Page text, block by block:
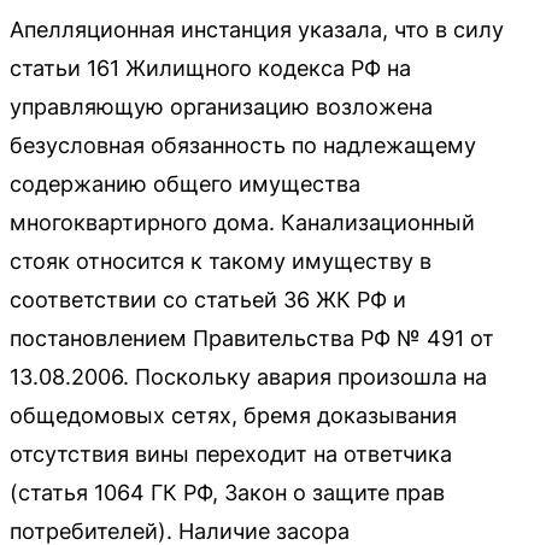
Апелляционная инстанция указала, что в силу
статьи 161 Жилищного кодекса РФ на
управляющую организацию возложена
безусловная обязанность по надлежащему
содержанию общего имущества
многоквартирного дома. Канализационный
стояк относится к такому имуществу в
соответствии со статьей 36 ЖК РФ и
постановлением Правительства РФ № 491 от
13.08.2006. Поскольку авария произошла на
общедомовых сетях, бремя доказывания
отсутствия вины переходит на ответчика
(статья 1064 ГК РФ, Закон о защите прав
потребителей). Наличие засора